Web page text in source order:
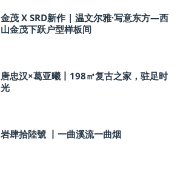
金茂 X SRD新作 | 温文尔雅·写意东方—西
山金茂下跃户型样板间
唐忠汉×葛亚曦丨198㎡复古之家，驻足时
光
岩肆拾陸號 丨一曲溪流一曲烟